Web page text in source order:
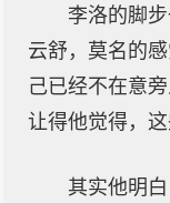
李洛的脚
云舒，莫名的
己已经不在意
让得他觉得，
其实他明